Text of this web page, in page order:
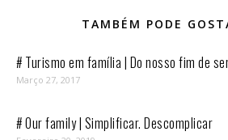
TAMBÉM PODE
# Turismo em família | Do nosso fim de
Março 27, 2017
# Our family | Simplificar. Descomplicar